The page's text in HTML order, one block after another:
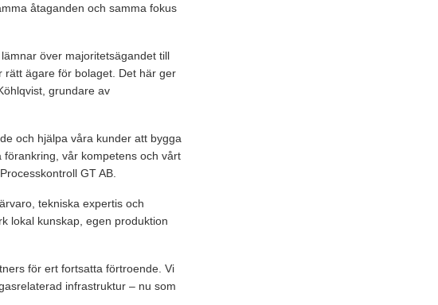
åtaganden och samma fokus
över majoritetsägandet till
rätt ägare för bolaget. Det här ger
grundare av
och hjälpa våra kunder att bygga
vår kompetens och vårt
GT AB.
tekniska expertis och
lokal kunskap, egen produktion
för ert fortsatta förtroende. Vi
infrastruktur – nu som